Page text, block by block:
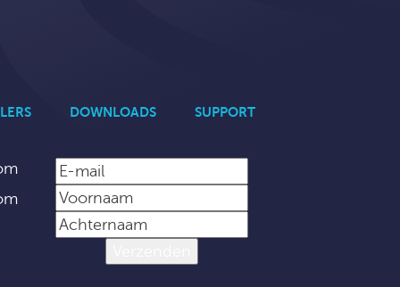
DOWNLOADS SUPPORT